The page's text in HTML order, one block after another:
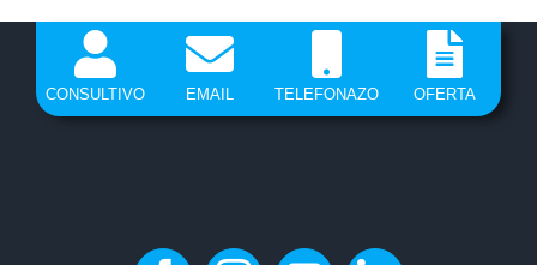
CONSULTIVO EMAIL TELEFONAZO OFERTA